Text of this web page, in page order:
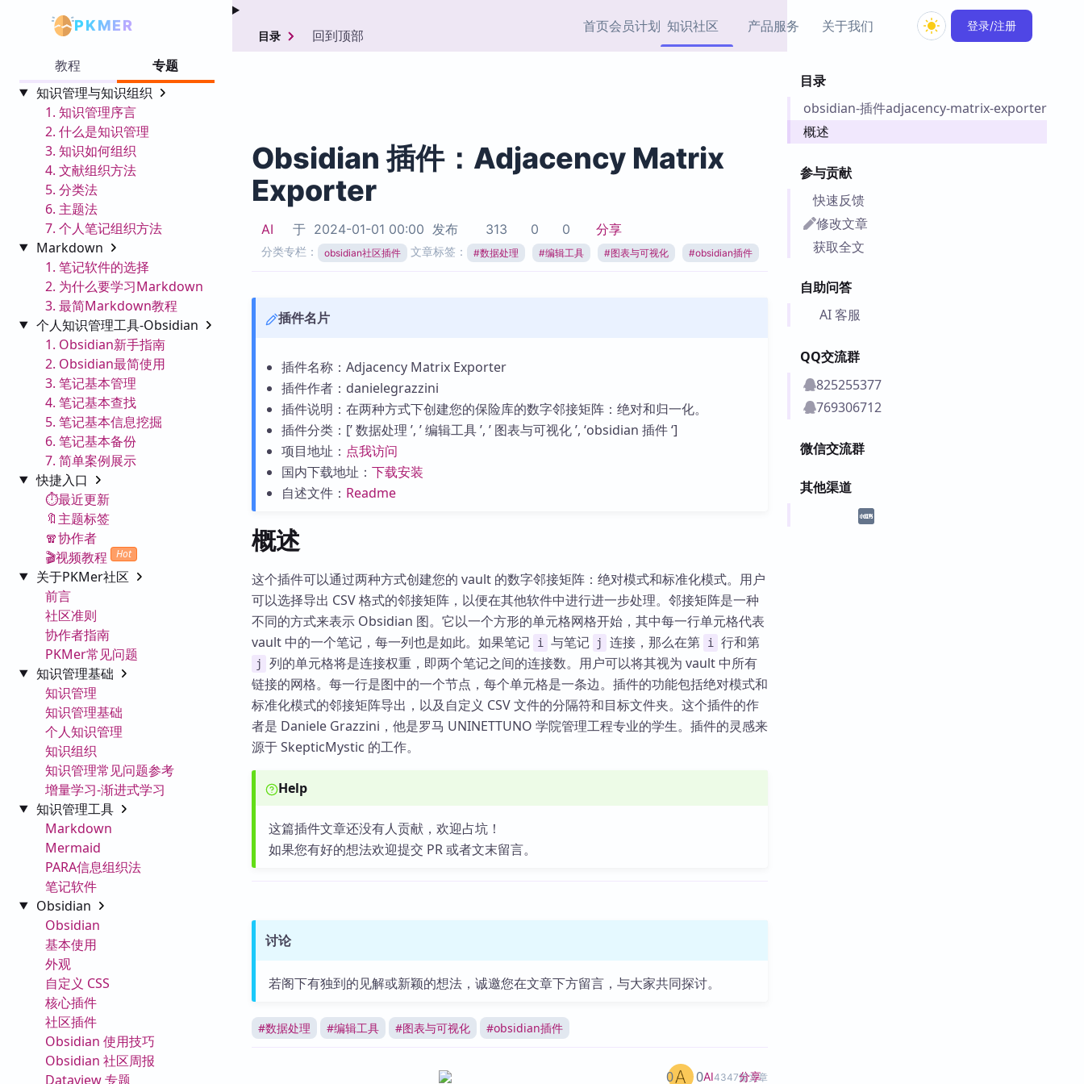
PKMER 首页会员计划 知识社区
协作者
Zotero 专题
Obsidian 专题
产品服务
Zotero 插件
Obsidian 思维导图插件
挂件集市
Zettelkasten 实践示例
Obsidian 教程
关于我们 登录/注册
教程
专题
知识管理与知识组织
1. 知识管理序言
2. 什么是知识管理
3. 知识如何组织
4. 文献组织方法
5. 分类法
6. 主题法
7. 个人笔记组织方法
Markdown
1. 笔记软件的选择
2. 为什么要学习Markdown
3. 最简Markdown教程
个人知识管理工具-Obsidian
1. Obsidian新手指南
2. Obsidian最简使用
3. 笔记基本管理
4. 笔记基本查找
5. 笔记基本信息挖掘
6. 笔记基本备份
7. 简单案例展示
快捷入口
⏱️最近更新
🔖主题标签
🧣协作者
🎬视频教程
Hot
关于PKMer社区
前言
社区准则
协作者指南
PKMer常见问题
知识管理基础
知识管理
知识管理基础
个人知识管理
知识组织
知识管理常见问题参考
增量学习-渐进式学习
知识管理工具
Markdown
Mermaid
PARA信息组织法
笔记软件
Obsidian
Obsidian
基本使用
外观
自定义 CSS
核心插件
社区插件
Obsidian 使用技巧
Obsidian 社区周报
Dataview 专题
目录
obsidian-插件adjacency-matrix-exporter
概述
参与贡献
快速反馈
修改文章
获取全文
自助问答
AI 客服
QQ交流群
825255377
769306712
微信交流群
其他渠道
目录 回到顶部
Obsidian 插件：Adjacency Matrix
Exporter
AI 于 2024-01-01 00:00 发布 313 0 0 分享
分类专栏： obsidian社区插件 文章标签： #数据处理 #编辑工具 #图表与可视化 #obsidian插件
插件名片
插件名称：Adjacency Matrix Exporter
插件作者：danielegrazzini
插件说明：在两种方式下创建您的保险库的数字邻接矩阵：绝对和归一化。
插件分类：[’ 数据处理 ’, ’ 编辑工具 ’, ’ 图表与可视化 ’, ‘obsidian 插件 ‘]
项目地址： 点我访问
国内下载地址： 下载安装
自述文件： Readme
概述
这个插件可以通过两种方式创建您的 vault 的数字邻接矩阵：绝对模式和标准化模式。用户
可以选择导出 CSV 格式的邻接矩阵，以便在其他软件中进行进一步处理。邻接矩阵是一种
不同的方式来表示 Obsidian 图。它以一个方形的单元格网格开始，其中每一行单元格代表
vault 中的一个笔记，每一列也是如此。如果笔记
i 与笔记 j 连接，那么在第 i 行和第
j
列的单元格将是连接权重，即两个笔记之间的连接数。用户可以将其视为 vault 中所有
链接的网格。每一行是图中的一个节点，每个单元格是一条边。插件的功能包括绝对模式和
标准化模式的邻接矩阵导出，以及自定义 CSV 文件的分隔符和目标文件夹。这个插件的作
者是 Daniele Grazzini，他是罗马 UNINETTUNO 学院管理工程专业的学生。插件的灵感来
源于 SkepticMystic 的工作。
Help
这篇插件文章还没有人贡献，欢迎占坑！
如果您有好的想法欢迎提交 PR 或者文末留言。
讨论
若阁下有独到的见解或新颖的想法，诚邀您在文章下方留言，与大家共同探讨。
#数据处理 #编辑工具 #图表与可视化 #obsidian插件
AI4347篇文章
0 0 分享